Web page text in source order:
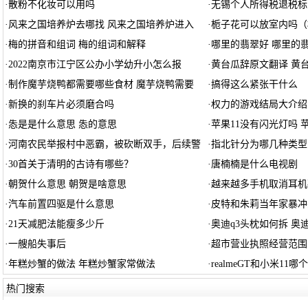
·散粉不化妆可以用吗 ·无锡个人所得税退税
· 风来之国培养炉去哪找 风来之国培养炉进入 ·栀子花可以放室内吗
·梅的拼音和组词 梅的组词和解释 · 哪里的翡翠好 哪里的
·2022南京市江宁区公办小学幼升小怎么报 ·黄台瓜辞原文翻译 黄
·制作魔芋烧鸭都需要哪些食材 魔芋烧鸭需要 ·搞得这么紧张干什么
·新换的刹车片必须磨合吗 ·权力的游戏结局大介绍
· 怣是是什么意思 怣的意思 ·苹果11没有闪光灯吗
·河南农民举报村中恶霸，被砍断双手，后续警 ·指北针分为哪几种类型
·30首关于清明的古诗有哪些？ · 唐楠楠是什么电视剧
·朝贺什么意思 朝贺是啥意思 ·越来越多手机取消耳
·汽车前置四驱是什么意思 · 皮特和朱莉当年家暴
·21天减肥法能瘦多少斤 ·奥迪q3头枕如何拆 奥
·一艘船失事后 ·超市营业执照经营范
·年糕炒蟹的做法 年糕炒蟹家常做法 ·realmeGT和小米11哪
热门搜索